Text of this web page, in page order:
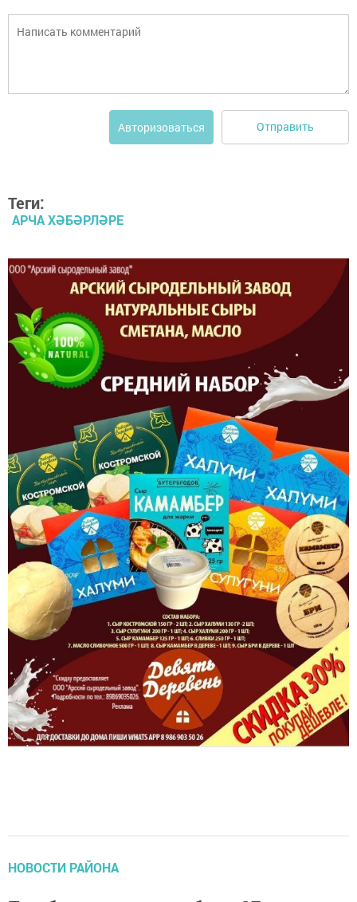
Авторизоваться Отправить
Теги:
АРЧА ХӘБӘРЛӘРЕ
НОВОСТИ РАЙОНА